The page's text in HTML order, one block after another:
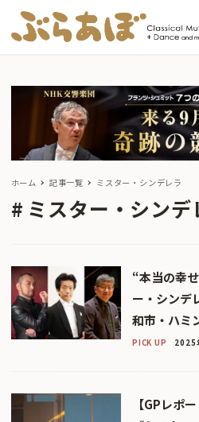
ホーム 記事一覧 ミスター・シンデレラ
ミスター・シンデ
“本当の幸
ー・シンデ
和市・ハミ
PICK UP 2025
【GPレポ